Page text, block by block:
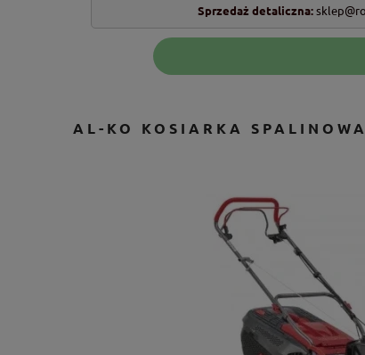
Sprzedaż detaliczna:
AL-KO KOSIARKA